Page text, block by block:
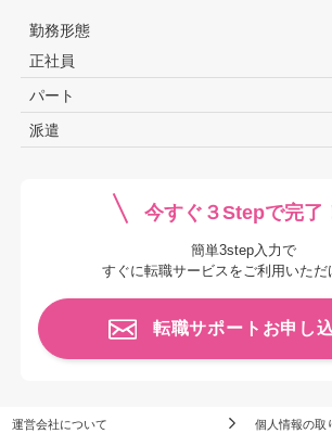
勤務形態
正社員
パート
派遣
今すぐ３Stepで完了
簡単3step入力で
すぐに転職サービスをご利用いただ
転職サポートお申し
運営会社について 個人情報の取